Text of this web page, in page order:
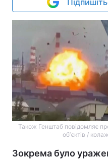
Також Генштаб повідомляє
обʼєктів /
Зокрема було